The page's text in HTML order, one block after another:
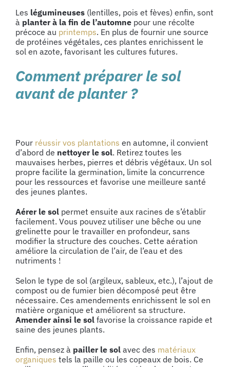
Les légumineuses (lentilles, pois et fèves) enfin, sont
à planter à la fin de l’automne pour une récolte
précoce au printemps. En plus de fournir une source
de protéines végétales, ces plantes enrichissent le
sol en azote, favorisant les cultures futures.
Comment préparer le sol
avant deplanter?
Pour réussir vos plantations en automne, il convient
d’abord de nettoyer le sol. Retirez toutes les
mauvaises herbes, pierres et débris végétaux. Un sol
propre facilite la germination, limite la concurrence
pour les ressources et favorise une meilleure santé
des jeunes plantes.
Aérer le sol permet ensuite aux racines de s’établir
facilement. Vous pouvez utiliser une bêche ou une
grelinette pour le travailler en profondeur, sans
modifier la structure des couches. Cette aération
améliore la circulation de l’air, de l’eau et des
nutriments !
Selon le type de sol (argileux, sableux, etc.), l’ajout de
compost ou de fumier bien décomposé peut être
nécessaire. Ces amendements enrichissent le sol en
matière organique et améliorent sa structure.
Amender ainsi le sol favorise la croissance rapide et
saine des jeunes plants.
Enfin, pensez à pailler le sol avec des matériaux
organiques tels la paille ou les copeaux de bois. Ce